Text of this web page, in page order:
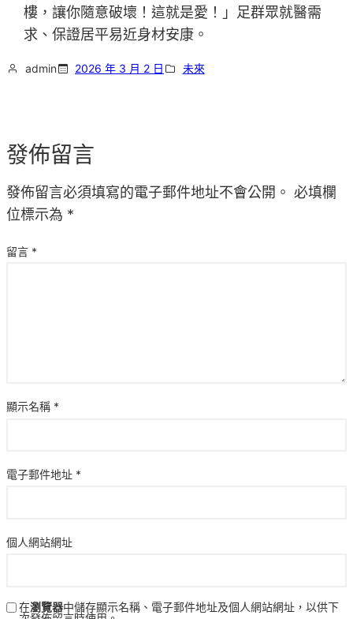
樓，讓你隨意破壞！這就是愛！」足群眾就醫需
求、保證居平易近身材安康。
admin 2026 年 3 月 2 日 未來
發佈留言
發佈留言必須填寫的電子郵件地址不會公開。 必填欄
位標示為 *
留言 *
顯示名稱 *
電子郵件地址 *
個人網站網址
在瀏覽器中儲存顯示名稱、電子郵件地址及個人網站網址，以供下